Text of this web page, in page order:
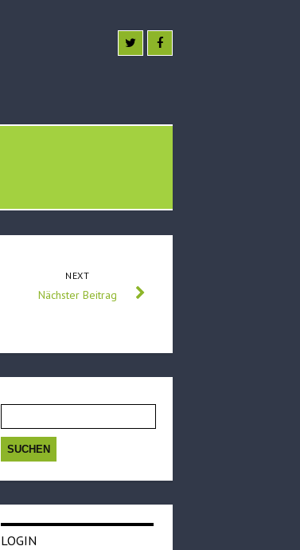
NEXT
Nächster Beitrag
nach:
LOGIN